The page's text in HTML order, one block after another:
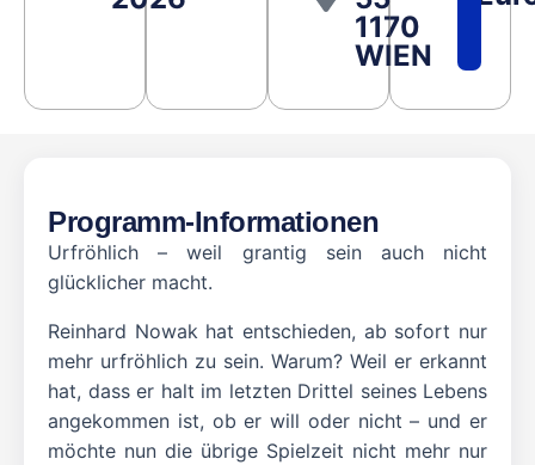
1170
WIEN
Programm-Informationen
Urfröhlich – weil grantig sein auch nicht
glücklicher macht.
Reinhard Nowak hat entschieden, ab sofort nur
mehr urfröhlich zu sein. Warum? Weil er erkannt
hat, dass er halt im letzten Drittel seines Lebens
angekommen ist, ob er will oder nicht – und er
möchte nun die übrige Spielzeit nicht mehr nur